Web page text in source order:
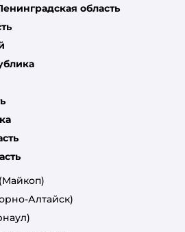
область
(Майкоп)
Алтайск)